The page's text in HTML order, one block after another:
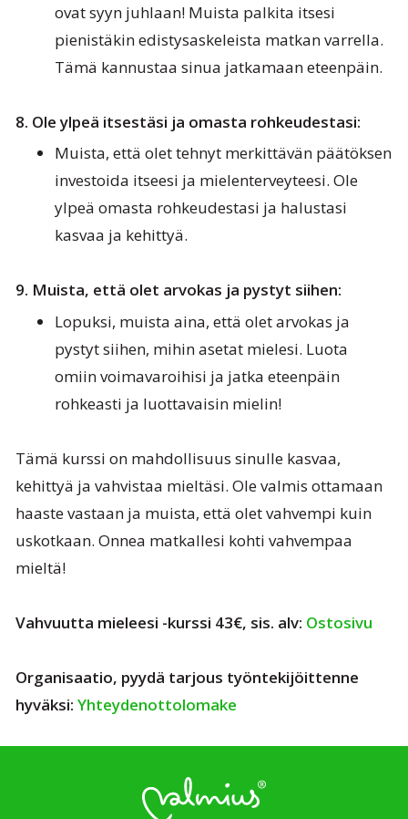
ovat syyn juhlaan! Muista palkita itsesi
pienistäkin edistysaskeleista matkan varrella.
Tämä kannustaa sinua jatkamaan eteenpäin.
8. Ole ylpeä itsestäsi ja omasta rohkeudestasi:
Muista, että olet tehnyt merkittävän päätöksen
investoida itseesi ja mielenterveyteesi. Ole
ylpeä omasta rohkeudestasi ja halustasi
kasvaa ja kehittyä.
9. Muista, että olet arvokas ja pystyt siihen:
Lopuksi, muista aina, että olet arvokas ja
pystyt siihen, mihin asetat mielesi. Luota
omiin voimavaroihisi ja jatka eteenpäin
rohkeasti ja luottavaisin mielin!
Tämä kurssi on mahdollisuus sinulle kasvaa,
kehittyä ja vahvistaa mieltäsi. Ole valmis ottamaan
haaste vastaan ja muista, että olet vahvempi kuin
uskotkaan. Onnea matkallesi kohti vahvempaa
mieltä!
Vahvuutta mieleesi -kurssi 43€, sis. alv: Ostosivu
Organisaatio, pyydä tarjous työntekijöittenne
hyväksi: Yhteydenottolomake